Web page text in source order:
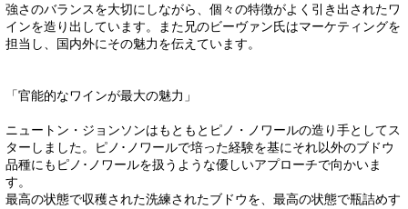
強さのバランスを大切にしながら、個々の特徴がよく引き出されたワ
インを造り出しています。また兄のビーヴァン氏はマーケティングを
担当し、国内外にその魅力を伝えています。
「官能的なワインが最大の魅力」
ニュートン・ジョンソンはもともとピノ・ノワールの造り手としてス
ターしました。ピノ･ノワールで培った経験を基にそれ以外のブドウ
品種にもピノ･ノワールを扱うような優しいアプローチで向かいま
す。
最高の状態で収穫された洗練されたブドウを、最高の状態で瓶詰めす